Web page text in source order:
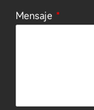
Mensaje *